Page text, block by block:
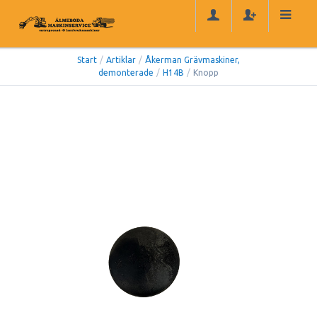
Start / Artiklar / Åkerman Grävmaskiner,
demonterade / H14B / Knopp